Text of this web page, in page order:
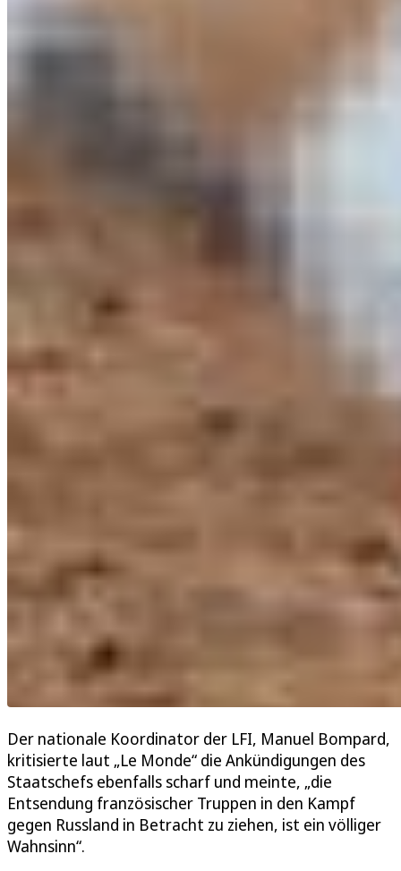
Der nationale Koordinator der LFI, Manuel Bompard,
kritisierte laut „Le Monde“ die Ankündigungen des
Staatschefs ebenfalls scharf und meinte, „die
Entsendung französischer Truppen in den Kampf
gegen Russland in Betracht zu ziehen, ist ein völliger
Wahnsinn“.